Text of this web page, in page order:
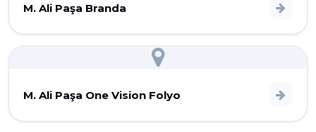
M. Ali Paşa Branda
M. Ali Paşa One Vision Folyo